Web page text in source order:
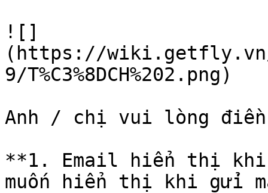
![]
(https://wiki.getfly.vn/
9/T%C3%8DCH%202.png)
Anh / chị vui lòng
**1. Email hiển thị
muốn hiển thị khi gửi